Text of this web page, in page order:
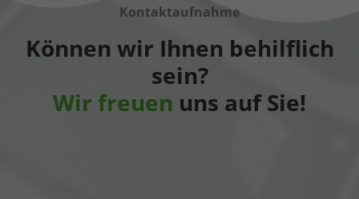
Kontaktaufnahme
Können wir Ihnen behilflich
sein?
Wir freuen uns auf Sie!